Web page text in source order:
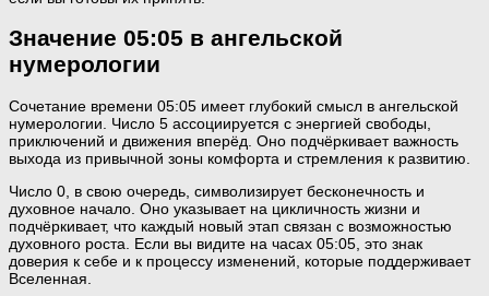
Значение 05:05 в ангельской
нумерологии
Сочетание времени 05:05 имеет глубокий смысл в ангельской
нумерологии. Число 5 ассоциируется с энергией свободы,
приключений и движения вперёд. Оно подчёркивает важность
выхода из привычной зоны комфорта и стремления к развитию.
Число 0, в свою очередь, символизирует бесконечность и
духовное начало. Оно указывает на цикличность жизни и
подчёркивает, что каждый новый этап связан с возможностью
духовного роста. Если вы видите на часах 05:05, это знак
доверия к себе и к процессу изменений, которые поддерживает
Вселенная.